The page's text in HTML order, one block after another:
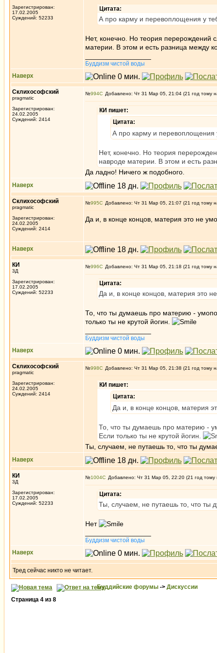
Зарегистрирован:
17.02.2005
Суждений: 52233
Цитата:
А про карму и перевоплощения у
Нет, конечно. Но теория перерождений
материи. В этом и есть разница между
Буддизм чистой воды
Наверх
Склихософский
pragmatic
Зарегистрирован:
24.02.2005
Суждений: 2414
№994 Добавлено: Чт 31 Мар 05, 21:04 (21 год тому
КИ пишет:
Цитата:
А про карму и перевоплощения
Нет, конечно. Но теория
навроде материи. В этом и есть
Да ладно! Ничего ж подобного.
Наверх
Склихософский
pragmatic
Зарегистрирован:
24.02.2005
Суждений: 2414
№995 Добавлено: Чт 31 Мар 05, 21:07 (21 год тому
Да и, в конце концов, материя это не
Наверх
КИ
3Д
Зарегистрирован:
17.02.2005
Суждений: 52233
№996 Добавлено: Чт 31 Мар 05, 21:18 (21 год тому
Цитата:
Да и, в конце концов, материя это
То, что ты думаешь про материю -
только ты не крутой йогин.
Буддизм чистой воды
Наверх
Склихософский
pragmatic
Зарегистрирован:
24.02.2005
Суждений: 2414
№998 Добавлено: Чт 31 Мар 05, 21:38 (21 год тому
КИ пишет:
Цитата:
Да и, в конце концов, материя
То, что ты думаешь про материю -
Если только ты не крутой йогин.
Ты, случаем, не путаешь то, что ты
Наверх
КИ
3Д
Зарегистрирован:
17.02.2005
Суждений: 52233
№1004 Добавлено: Чт 31 Мар 05, 22:20 (21 год тому
Цитата:
Ты, случаем, не путаешь то, что ты
Нет
Буддизм чистой воды
Наверх
Тред сейчас никто не читает.
Буддийские форумы -> Дискуссии
Страница 4 из 8